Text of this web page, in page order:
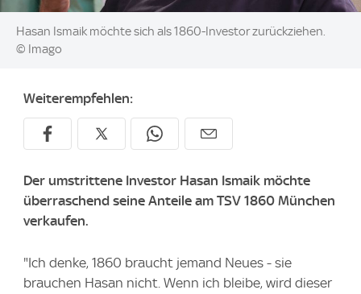
Image:
Hasan Ismaik möchte sich als 1860-Investor zurückziehen.
© Imago
Weiterempfehlen:
Der umstrittene Investor Hasan Ismaik möchte
überraschend seine Anteile am TSV 1860 München
verkaufen.
"Ich denke, 1860 braucht jemand Neues - sie
brauchen Hasan nicht. Wenn ich bleibe, wird dieser